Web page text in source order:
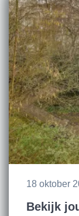
18 oktober
Bekijk